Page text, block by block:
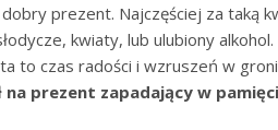
prezent. Najczęściej za taką
kwiaty, lub ulubiony
to czas radości i wzruszeń w
na prezent zapadający w